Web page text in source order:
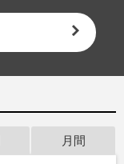
月間